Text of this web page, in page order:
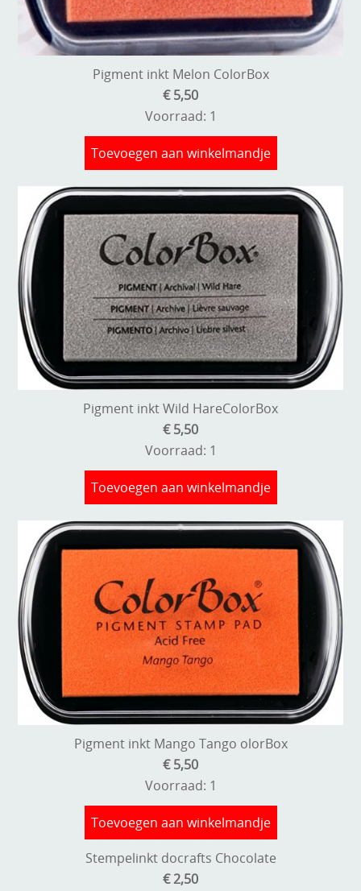
Pigment inkt Melon ColorBox
€ 5,50
Voorraad: 1
Toevoegen aan winkelmandje
Pigment inkt Wild HareColorBox
€ 5,50
Voorraad: 1
Toevoegen aan winkelmandje
Pigment inkt Mango Tango olorBox
€ 5,50
Voorraad: 1
Toevoegen aan winkelmandje
Stempelinkt docrafts Chocolate
€ 2,50